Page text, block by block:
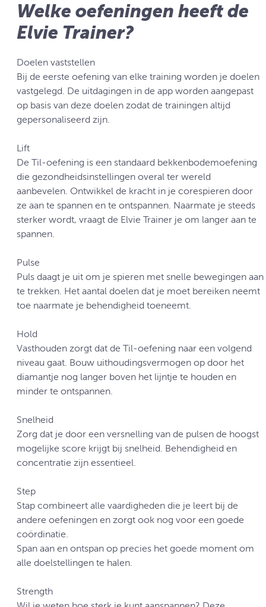
Welke oefeningen heeft de
Elvie Trainer?
Doelen vaststellen
Bij de eerste oefening van elke training worden je doelen
vastgelegd. De uitdagingen in de app worden aangepast
op basis van deze doelen zodat de trainingen altijd
gepersonaliseerd zijn.
Lift
De Til-oefening is een standaard bekkenbodemoefening
die gezondheidsinstellingen overal ter wereld
aanbevelen. Ontwikkel de kracht in je corespieren door
ze aan te spannen en te ontspannen. Naarmate je steeds
sterker wordt, vraagt de Elvie Trainer je om langer aan te
spannen.
Pulse
Puls daagt je uit om je spieren met snelle bewegingen aan
te trekken. Het aantal doelen dat je moet bereiken neemt
toe naarmate je behendigheid toeneemt.
Hold
Vasthouden zorgt dat de Til-oefening naar een volgend
niveau gaat. Bouw uithoudingsvermogen op door het
diamantje nog langer boven het lijntje te houden en
minder te ontspannen.
Snelheid
Zorg dat je door een versnelling van de pulsen de hoogst
mogelijke score krijgt bij snelheid. Behendigheid en
concentratie zijn essentieel.
Step
Stap combineert alle vaardigheden die je leert bij de
andere oefeningen en zorgt ook nog voor een goede
coördinatie.
Span aan en ontspan op precies het goede moment om
alle doelstellingen te halen.
Strength